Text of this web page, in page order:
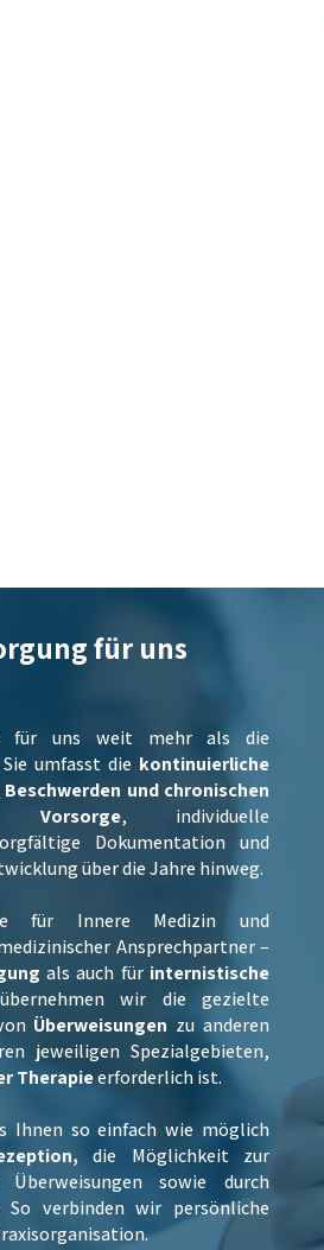
für uns
für uns weit mehr als die
umfasst die kontinuierliche
und chronischen
Vorsorge, individuelle
Dokumentation und
über die Jahre hinweg.
für Innere Medizin und
Ansprechpartner –
als auch für internistische
wir die gezielte
Überweisungen zu anderen
jeweiligen Spezialgebieten,
Therapieerforderlich ist.
Ihnen so einfach wie möglich
die Möglichkeit zur
sowie durch
verbinden wir persönliche